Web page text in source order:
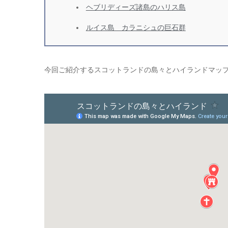
ヘブリディーズ諸島のハリス島
ルイス島 カラニシュの巨石群
今回ご紹介するスコットランドの島々とハイランドマッ